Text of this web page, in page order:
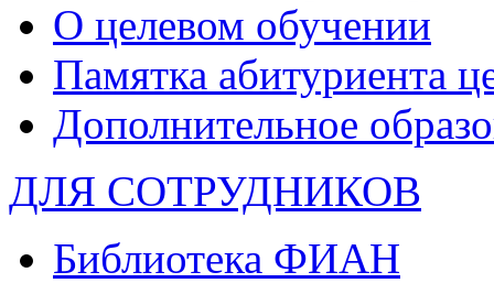
О целевом обучении
Памятка абитуриента
Дополнительное
ДЛЯ СОТРУДНИКОВ
Библиотека ФИАН